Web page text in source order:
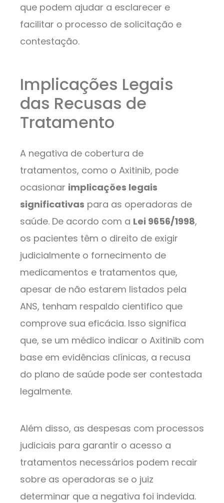
que podem ajudar a esclarecer e
facilitar o processo de solicitação e
contestação.
Implicações Legais
das Recusas de
Tratamento
A negativa de cobertura de
tratamentos, como o Axitinib, pode
ocasionar implicações legais
significativas para as operadoras de
saúde. De acordo com a Lei 9656/1998,
os pacientes têm o direito de exigir
judicialmente o fornecimento de
medicamentos e tratamentos que,
apesar de não estarem listados pela
ANS, tenham respaldo cientifico que
comprove sua eficácia. Isso significa
que, se um médico indicar o Axitinib com
base em evidências clínicas, a recusa
do plano de saúde pode ser contestada
legalmente.
Além disso, as despesas com processos
judiciais para garantir o acesso a
tratamentos necessários podem recair
sobre as operadoras se o juiz
determinar que a negativa foi indevida.